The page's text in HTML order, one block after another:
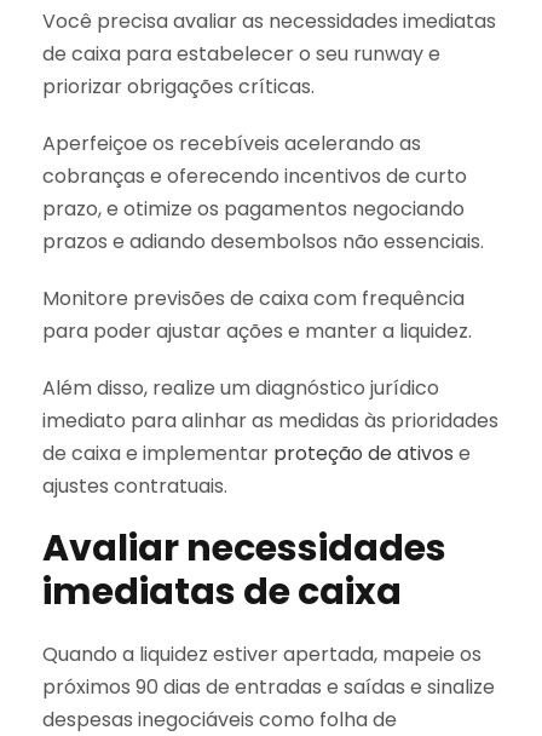
Você precisa avaliar as necessidades imediatas
de caixa para estabelecer o seu runway e
priorizar obrigações críticas.
Aperfeiçoe os recebíveis acelerando as
cobranças e oferecendo incentivos de curto
prazo, e otimize os pagamentos negociando
prazos e adiando desembolsos não essenciais.
Monitore previsões de caixa com frequência
para poder ajustar ações e manter a liquidez.
Além disso, realize um diagnóstico jurídico
imediato para alinhar as medidas às prioridades
de caixa e implementar proteção de ativos e
ajustes contratuais.
Avaliar necessidades
imediatas de caixa
Quando a liquidez estiver apertada, mapeie os
próximos 90 dias de entradas e saídas e sinalize
despesas inegociáveis como folha de